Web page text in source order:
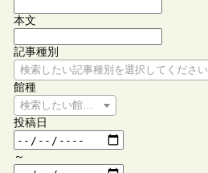
本文
記事種別
検索したい記事種別を選択してください
館種
検索したい館種を選択してください
投稿日
～